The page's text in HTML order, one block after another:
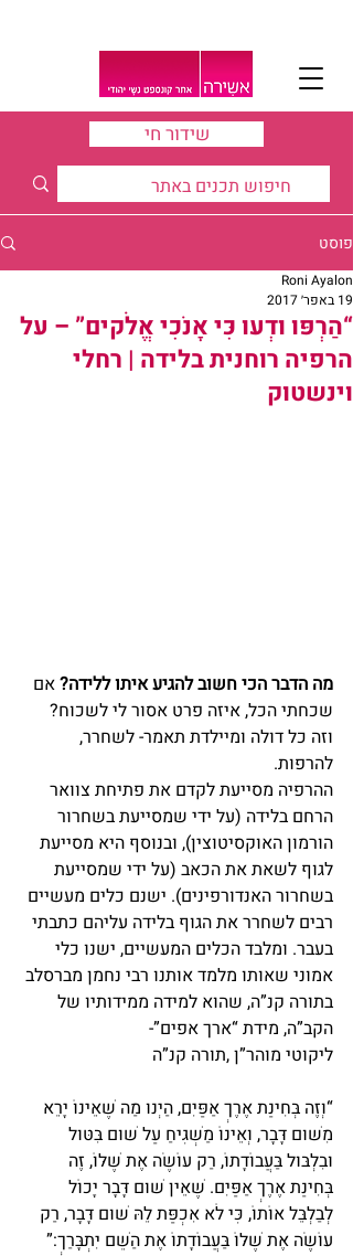
שידור חי
פוסט
“הַרְפּוּ וּדְעוּ כִּי אָנֹכִי אֱלֹקים” – על
הרפיה רוחנית בלידה | רחלי
וינשטוק
Roni Ayalon
19 באפר׳ 2017
מה הדבר הכי חשוב להגיע איתו ללידה? אם
שכחתי הכל, איזה פרט אסור לי לשכוח?
וזה כל דולה ומיילדת תאמר- לשחרר,
להרפות.
ההרפיה מסייעת לקדם את פתיחת צוואר
הרחם בלידה (על ידי שמסייעת בשחרור
הורמון האוקסיטוצין), ובנוסף היא מסייעת
לגוף לשאת את הכאב (על ידי שמסייעת
בשחרור האנדורפינים). ישנם כלים מעשיים
רבים לשחרר את הגוף בלידה עליהם כתבתי
בעבר. ומלבד הכלים המעשיים, ישנו כלי
אמוני שאותו מלמד אותנו רבי נחמן מברסלב
בתורה קנ”ה, שהוא למידה ממידותיו של
הקב”ה, מידת “ארך אפים”-
ליקוטי מוהר”ן ,תורה קנ”ה
“וְזֶה בְּחִינַת אֶרֶךְ אַפַּיִם, הַיְנוּ מַה שֶּׁאֵינוֹ יָרֵא
מִשּׁוּם דָּבָר, וְאֵינוֹ מַשְׁגִּיחַ עַל שׁוּם בִּטּוּל
וּבִלְבּוּל בַּעֲבוֹדָתוֹ, רַק עוֹשֶׂה אֶת שֶׁלּוֹ, זֶה
בְּחִינַת אֶרֶךְ אַפַּיִם. שֶׁאֵין שׁוּם דָּבָר יָכוֹל
לְבַלְבֵּל אוֹתוֹ, כִּי לֹא אִכְפַּת לֵהּ שׁוּם דָּבָר, רַק
עוֹשֶׂה אֶת שֶׁלּוֹ בַּעֲבוֹדָתוֹ אֶת הַשֵּׁם יִתְבָּרַךְ:”